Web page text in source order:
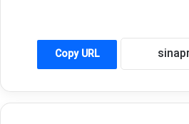
Copy URL